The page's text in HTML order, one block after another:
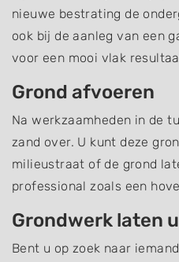
nieuwe bestrating de
ook bij de aanleg van een
voor een mooi vlak
Grond afvoeren
Na werkzaamheden in de
zand over. U kunt deze
milieustraat of de grond
professional zoals een
Grondwerk laten
Bent u op zoek naar